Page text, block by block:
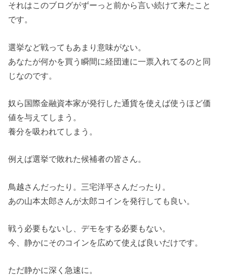
それはこのブログがずーっと前から言い続けて来たこと
です。
選挙など戦ってもあまり意味がない。
あなたが何かを買う瞬間に経団連に一票入れてるのと同
じなのです。
奴ら国際金融資本家が発行した通貨を使えば使うほど価
値を与えてしまう。
養分を吸われてしまう。
例えば選挙で敗れた候補者の皆さん。
鳥越さんだったり。三宅洋平さんだったり。
あの山本太郎さんが太郎コインを発行しても良い。
戦う必要もないし、デモをする必要もない。
今、静かにそのコインを広めて使えば良いだけです。
ただ静かに深く急速に。